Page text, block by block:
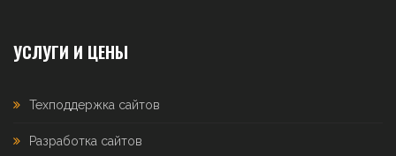
УСЛУГИ И ЦЕНЫ
Техподдержка сайтов
Разработка сайтов